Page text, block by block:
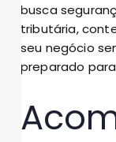
busca
tributária,
seu negócio
preparado